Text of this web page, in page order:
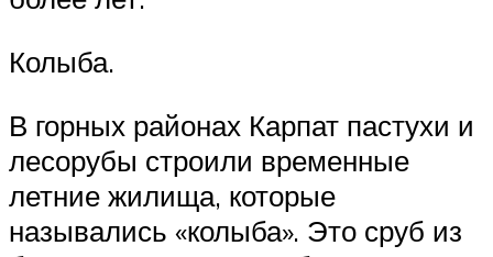
Колыба.
В горных районах Карпат пастухи и
лесорубы строили временные
летние жилища, которые
назывались «колыба». Это сруб из